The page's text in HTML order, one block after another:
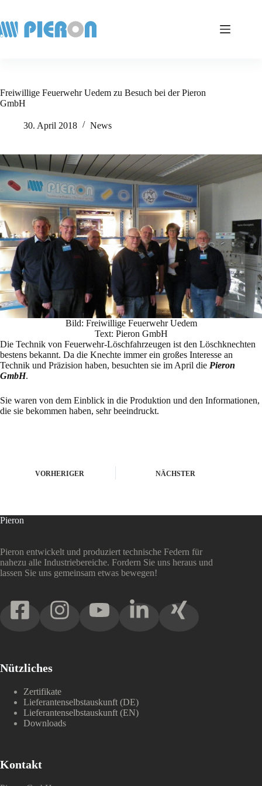
springen
Freiwillige Feuerwehr Uedem zu Besuch bei der Pieron
GmbH
30. April 2018 News
Bild: Freiwillige Feuerwehr Uedem
Text: Pieron GmbH
Die Technik von Feuerwehr-Löschfahrzeugen ist den Löschknechten
bestens bekannt. Da die Knechte immer ein großes Interesse an
Technik und Präzision haben, besuchten sie im April die Pieron
GmbH.
Sie waren von dem Einblick in die Produktion und den Informationen,
die sie bekommen haben, sehr beeindruckt.
VORHERIGER NÄCHSTER
Pieron
Pieron entwickelt und produziert technische Federn für
nahezu alle Industriebereiche. Fordern Sie uns heraus und
lassen Sie uns gemeinsam etwas bewegen!
Nützliches
Zertifikate
Lieferantenselbstauskunft (DE)
Lieferantenselbstauskunft (EN)
Downloads
Kontakt